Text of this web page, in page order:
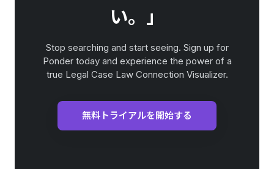
い。」
Stop searching and start seeing. Sign up for
Ponder today and experience the power of a
true Legal Case Law Connection Visualizer.
無料トライアルを開始する